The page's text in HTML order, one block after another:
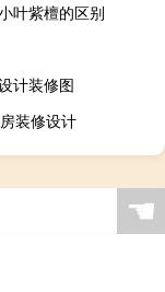
叶紫檀的区别
计装修图
装修设计
☚